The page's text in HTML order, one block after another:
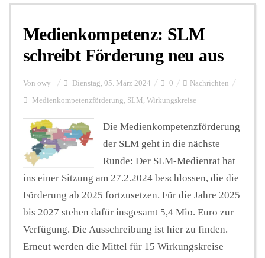
Personalien
Hintergrund
FUNKTURM-Beiträge
Podcast
Seminare
Unterstützen
Medienkompetenz: SLM
schreibt Förderung neu aus
Von owy Dienstag, 05. März 2024 0 Nachrichten
Medienkompetenzförderung, SLM, Wirkungskreise
Die Medienkompetenzförderung
der SLM geht in die nächste
Runde: Der SLM-Medienrat hat
ins einer Sitzung am 27.2.2024 beschlossen, die die
Förderung ab 2025 fortzusetzen. Für die Jahre 2025
bis 2027 stehen dafür insgesamt 5,4 Mio. Euro zur
Verfügung. Die Ausschreibung ist hier zu finden.
Erneut werden die Mittel für 15 Wirkungskreise